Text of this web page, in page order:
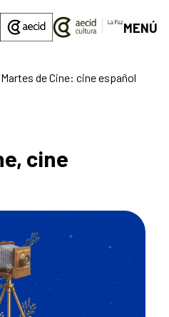
MENÚ
Martes de Cine: cine español
cine